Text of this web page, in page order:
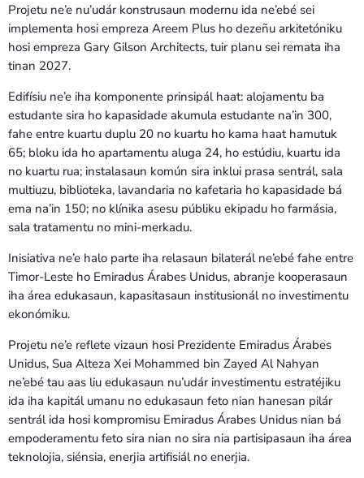
Projetu ne’e nu’udár konstrusaun modernu ida ne’ebé sei
implementa hosi empreza Areem Plus ho dezeñu arkitetóniku
hosi empreza Gary Gilson Architects, tuir planu sei remata iha
tinan 2027.
Edifísiu ne’e iha komponente prinsipál haat: alojamentu ba
estudante sira ho kapasidade akumula estudante na’in 300,
fahe entre kuartu duplu 20 no kuartu ho kama haat hamutuk
65; bloku ida ho apartamentu aluga 24, ho estúdiu, kuartu ida
no kuartu rua; instalasaun komún sira inklui prasa sentrál, sala
multiuzu, biblioteka, lavandaria no kafetaria ho kapasidade bá
ema na’in 150; no klínika asesu públiku ekipadu ho farmásia,
sala tratamentu no mini-merkadu.
Inisiativa ne’e halo parte iha relasaun bilaterál ne’ebé fahe entre
Timor-Leste ho Emiradus Árabes Unidus, abranje kooperasaun
iha área edukasaun, kapasitasaun institusionál no investimentu
ekonómiku.
Projetu ne’e reflete vizaun hosi Prezidente Emiradus Árabes
Unidus, Sua Alteza Xei Mohammed bin Zayed Al Nahyan
ne’ebé tau aas liu edukasaun nu’udár investimentu estratéjiku
ida iha kapitál umanu no edukasaun feto nian hanesan pilár
sentrál ida hosi kompromisu Emiradus Árabes Unidus nian bá
empoderamentu feto sira nian no sira nia partisipasaun iha área
teknolojia, siénsia, enerjia artifisiál no enerjia.